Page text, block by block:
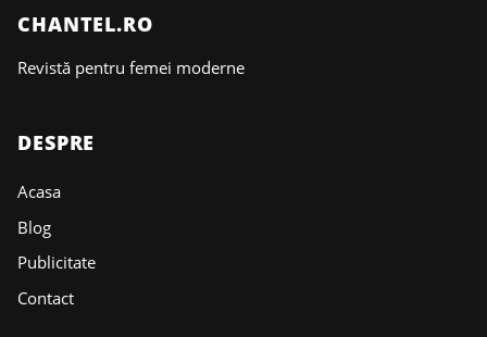
CHANTEL.RO
Revistă pentru femei moderne
DESPRE
Acasa
Blog
Publicitate
Contact